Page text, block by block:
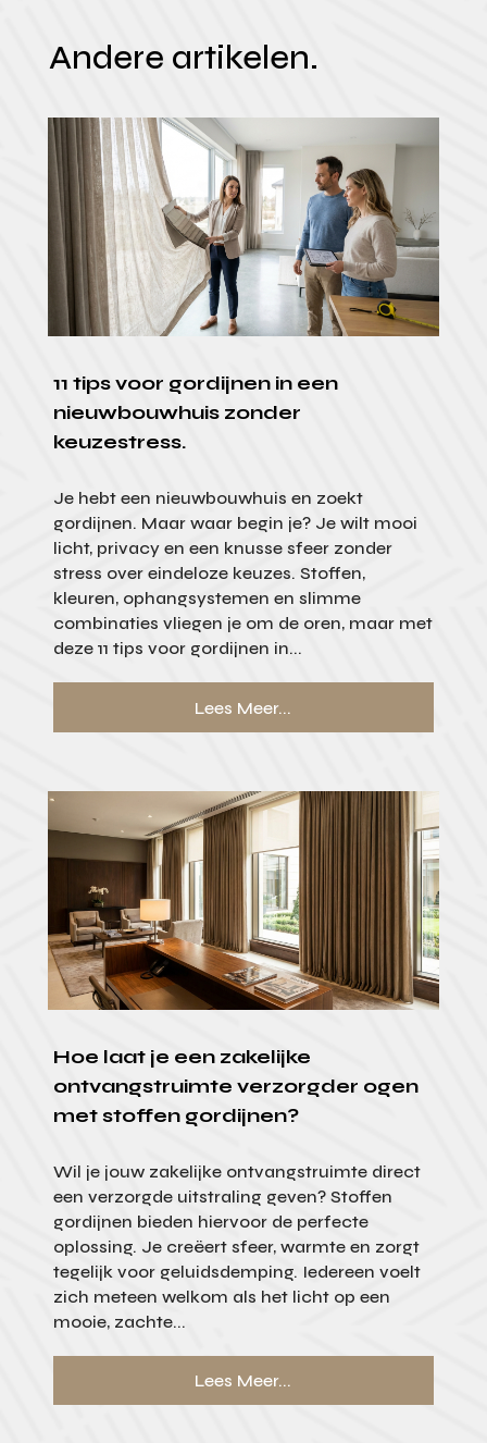
Andere artikelen.
11 tips voor gordijnen in een
nieuwbouwhuis zonder
keuzestress.
Je hebt een nieuwbouwhuis en zoekt
gordijnen. Maar waar begin je? Je wilt mooi
licht, privacy en een knusse sfeer zonder
stress over eindeloze keuzes. Stoffen,
kleuren, ophangsystemen en slimme
combinaties vliegen je om de oren, maar met
deze 11 tips voor gordijnen in...
Lees Meer...
Hoe laat je een zakelijke
ontvangstruimte verzorgder ogen
met stoffen gordijnen?
Wil je jouw zakelijke ontvangstruimte direct
een verzorgde uitstraling geven? Stoffen
gordijnen bieden hiervoor de perfecte
oplossing. Je creëert sfeer, warmte en zorgt
tegelijk voor geluidsdemping. Iedereen voelt
zich meteen welkom als het licht op een
mooie, zachte...
Lees Meer...